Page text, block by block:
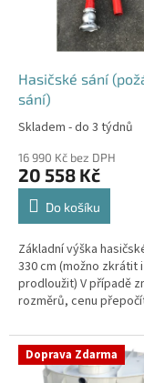
Hasičské sání
sání)
Průměrné
produktu
je
4,2
hvězdiček.
Skladem - do 3 týdnů
16 990 Kč bez DPH
20 558 Kč
Do košíku
Základní výška
330 cm (možno zkrátit i
prodloužit) V případě
rozměrů, cenu
Doprava Zdarma